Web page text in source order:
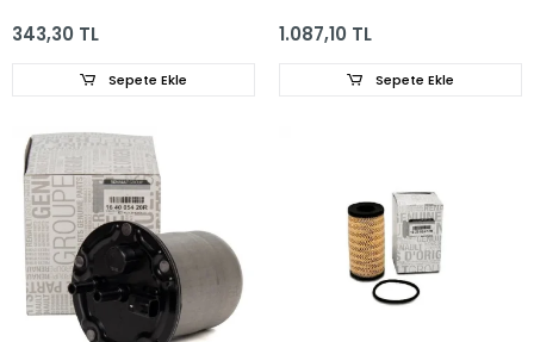
343,30 TL
Sepete Ekle
1.087,10 TL
Sepete Ekle